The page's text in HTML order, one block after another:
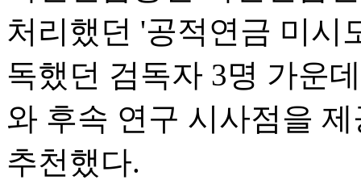
처리했던 '공적연금 미시
독했던 검독자 3명 가운
와 후속 연구 시사점을
추천했다.